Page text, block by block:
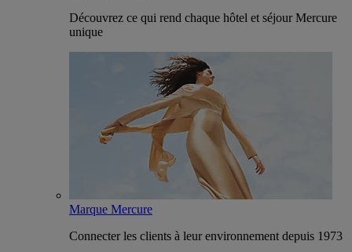
Découvrez ce qui rend chaque hôtel et séjour Mercure
unique
Marque Mercure
Connecter les clients à leur environnement depuis 1973